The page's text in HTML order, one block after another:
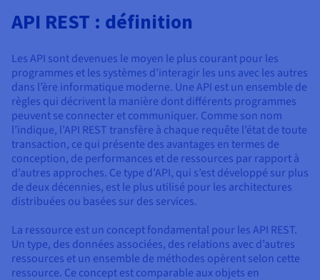
Tarifs
Disponibilités par régions
Roadmap & Changelog
Roadmap & Changelog
API REST : définition
Les API sont devenues le moyen le plus courant pour les
programmes et les systèmes d’interagir les uns avec les autres
dans l’ère informatique moderne. Une API est un ensemble de
règles qui décrivent la manière dont différents programmes
peuvent se connecter et communiquer. Comme son nom
l’indique, l’API REST transfère à chaque requête l’état de toute
transaction, ce qui présente des avantages en termes de
conception, de performances et de ressources par rapport à
d’autres approches. Ce type d’API, qui s’est développé sur plus
de deux décennies, est le plus utilisé pour les architectures
distribuées ou basées sur des services.
La ressource est un concept fondamental pour les API REST.
Un type, des données associées, des relations avec d’autres
ressources et un ensemble de méthodes opèrent selon cette
ressource. Ce concept est comparable aux objets en